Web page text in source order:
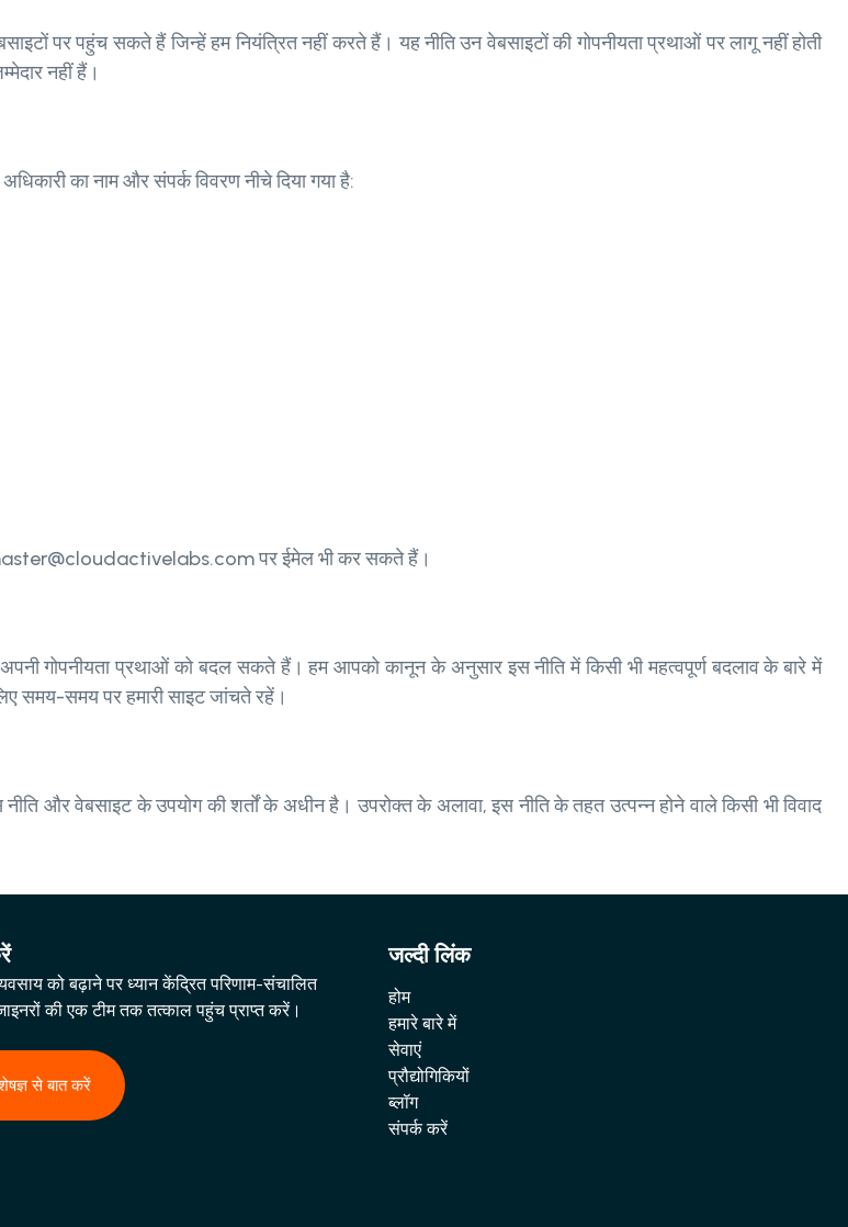
पर पहुंच सकते हैं जिन्हें हम नियंत्रित नहीं करते हैं। यह नीति उन वेबसाइटों की गोपनीयता प्रथाओं पर लागू नहीं होती
नहीं हैं।
का नाम और संपर्क विवरण नीचे दिया गया है:
पर ईमेल भी कर सकते हैं।
गोपनीयता प्रथाओं को बदल सकते हैं। हम आपको कानून के अनुसार इस नीति में किसी भी महत्वपूर्ण बदलाव के बारे में
समय-समय पर हमारी साइट जांचते रहें।
और वेबसाइट के उपयोग की शर्तों के अधीन है। उपरोक्त के अलावा, इस नीति के तहत उत्पन्न होने वाले किसी भी विवाद
को बढ़ाने पर ध्यान केंद्रित परिणाम-संचालित
की एक टीम तक तत्काल पहुंच प्राप्त करें।
से बात करें
जल्दी लिंक
होम
हमारे बारे में
सेवाएं
प्रौद्योगिकियों
ब्लॉग
संपर्क करें